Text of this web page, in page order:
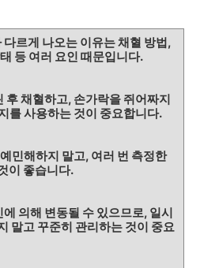
르게 나오는 이유는 채혈 방법,
등 여러 요인 때문입니다.
후 채혈하고, 손가락을 쥐어짜지
를 사용하는 것이 중요합니다.
민해하지 말고, 여러 번 측정한
이 좋습니다.
의해 변동될 수 있으므로, 일시
말고 꾸준히 관리하는 것이 중요